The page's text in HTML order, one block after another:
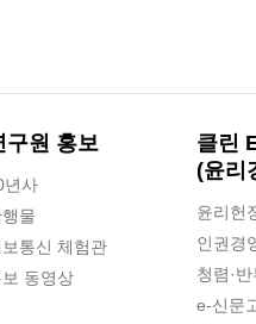
구원 홍보
년사
물
보통신 체험관
보 동영상
클린
(윤리
윤리헌
인권경
청렴·
e-신문